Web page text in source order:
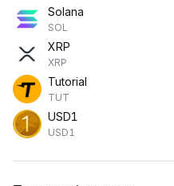
Solana
SOL
XRP
XRP
Tutorial
TUT
USD1
USD1